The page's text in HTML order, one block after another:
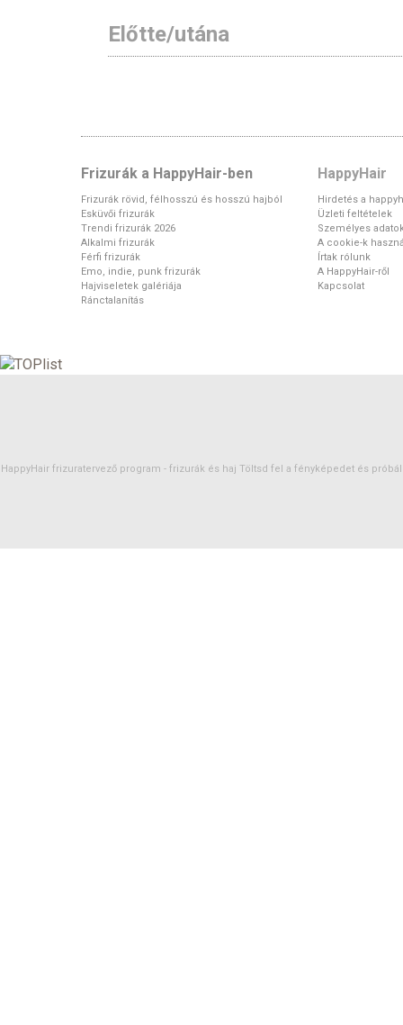
Előtte/utána
Frizurák a HappyHair-ben
Frizurák rövid, félhosszú és hosszú hajból
Esküvői frizurák
Trendi frizurák 2026
Alkalmi frizurák
Férfi frizurák
Emo, indie, punk frizurák
Hajviseletek galériája
Ránctalanítás
HappyHair
Hirdetés a
Üzleti feltételek
Személyes
A cookie-k
Írtak rólunk
A HappyHair-ről
Kapcsolat
HappyHair frizuratervező program - frizurák és haj Töltsd fel a fényképedet és